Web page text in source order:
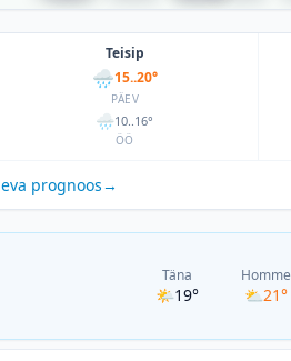
Teisip
🌧15..20°
PÄEV
🌧10..16°
ÖÖ
prognoos→
Täna
🌤19°
Homme
⛅ 21°